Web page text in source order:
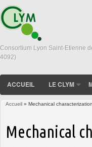
Consortium Lyon Saint-Etienne
4092)
ACCUEIL LE CLYM
Accueil » Mechanical
Mechanical